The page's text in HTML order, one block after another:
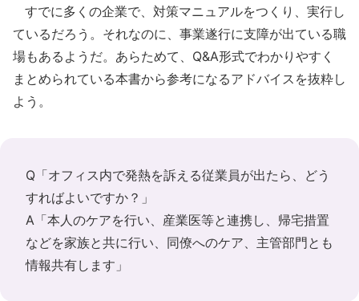
すでに多くの企業で、対策マニュアルをつくり、実行し
ているだろう。それなのに、事業遂行に支障が出ている職
場もあるようだ。あらためて、Q&A形式でわかりやすく
まとめられている本書から参考になるアドバイスを抜粋し
よう。
Q「オフィス内で発熱を訴える従業員が出たら、どう
すればよいですか？」
A「本人のケアを行い、産業医等と連携し、帰宅措置
などを家族と共に行い、同僚へのケア、主管部門とも
情報共有します」